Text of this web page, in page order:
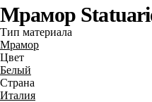
Мрамор
Тип материала
Мрамор
Цвет
Белый
Страна
Италия